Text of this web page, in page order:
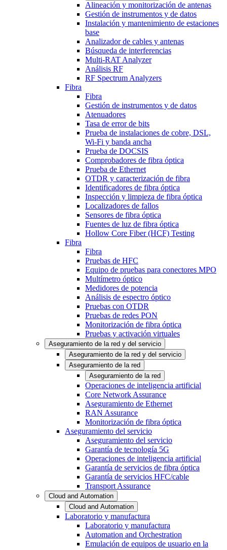
Alineación y monitorización de antenas
Gestión de instrumentos y de datos
Instalación y mantenimiento de estaciones
base
Analizador de cables y antenas
Búsqueda de interferencias
Multi-RAT Analyzer
Análisis RF
RF Spectrum Analyzers
Fibra
Fibra
Gestión de instrumentos y de datos
Atenuadores
Tasa de error de bits
Prueba de instalaciones de cobre, DSL,
Wi-Fi y banda ancha
Prueba de DOCSIS
Comprobadores de fibra óptica
Prueba de Ethernet
OTDR y caracterización de fibra
Identificadores de fibra óptica
Inspección y limpieza de fibra óptica
Localizadores de fallos
Sensores de fibra óptica
Fuentes de luz de fibra óptica
Hollow Core Fiber (HCF) Testing
Fibra
Fibra
Pruebas de HFC
Equipo de pruebas para conectores MPO
Multímetro óptico
Medidores de potencia
Análisis de espectro óptico
Pruebas con OTDR
Pruebas de redes PON
Monitorización de fibra óptica
Pruebas y activación virtuales
Aseguramiento de la red y del servicio
Aseguramiento de la red y del servicio
Aseguramiento de la red
Aseguramiento de la red
Operaciones de inteligencia artificial
Core Network Assurance
Aseguramiento de Ethernet
RAN Assurance
Monitorización de fibra óptica
Aseguramiento del servicio
Aseguramiento del servicio
Garantía de tecnología 5G
Operaciones de inteligencia artificial
Garantía de servicios de fibra óptica
Garantía de servicios HFC/cable
Transport Assurance
Cloud and Automation
Cloud and Automation
Laboratorio y manufactura
Laboratorio y manufactura
Automation and Orchestration
Emulación de equipos de usuario en la